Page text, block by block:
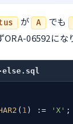
が A でも
06592にな
else.sql
( 1 ) := 'X'